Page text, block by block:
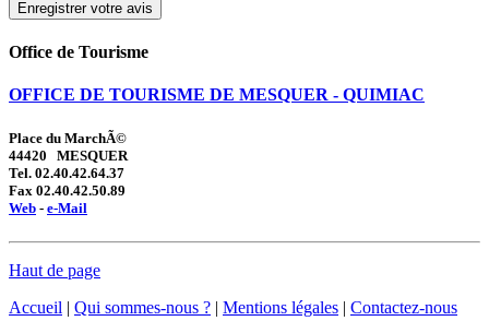
Office de Tourisme
OFFICE DE TOURISME DE MESQUER - QUIMIAC
Place du MarchÃ©
44420 MESQUER
Tel. 02.40.42.64.37
Fax 02.40.42.50.89
Web - e-Mail
Haut de page
Accueil | Qui sommes-nous ? | Mentions légales | Contactez-nous